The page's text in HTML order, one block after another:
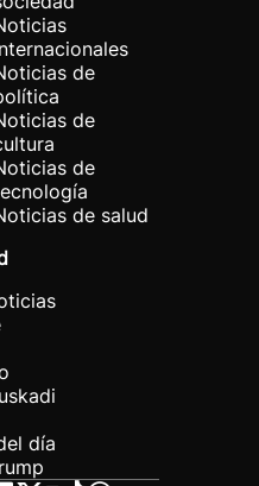
de
de
de
de salud
día